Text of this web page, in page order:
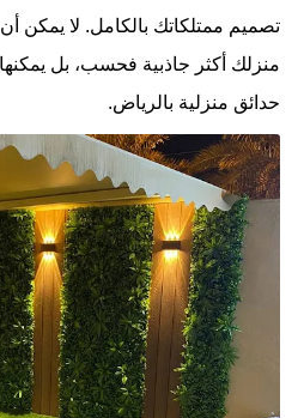
تصميم ممتلكاتك بالكامل. لا يمكن
منزلك أكثر جاذبية فحسب، بل
حدائق منزلية بالرياض.